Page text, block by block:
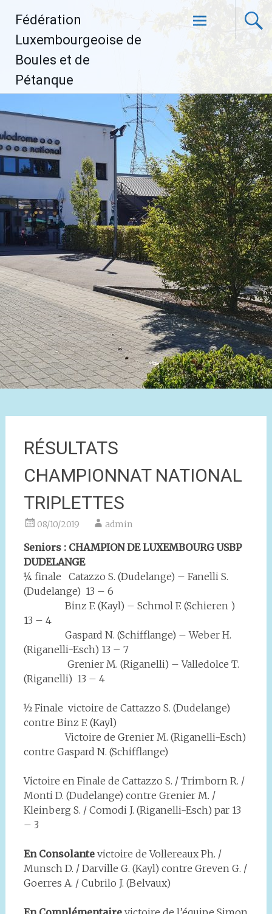
contenu
Fédération
Luxembourgeoise de
Boules et de
Pétanque
RÉSULTATS
CHAMPIONNAT NATIONAL
TRIPLETTES
08/10/2019 admin
Seniors : CHAMPION DE LUXEMBOURG USBP
DUDELANGE
¼ finale Catazzo S. (Dudelange) – Fanelli S.
(Dudelange) 13 – 6
Binz F. (Kayl) – Schmol F. (Schieren )
13 – 4
Gaspard N. (Schifflange) – Weber H.
(Riganelli-Esch) 13 – 7
Grenier M. (Riganelli) – Valledolce T.
(Riganelli) 13 – 4
½ Finale victoire de Cattazzo S. (Dudelange)
contre Binz F. (Kayl)
Victoire de Grenier M. (Riganelli-Esch)
contre Gaspard N. (Schifflange)
Victoire en Finale de Cattazzo S. / Trimborn R. /
Monti D. (Dudelange) contre Grenier M. /
Kleinberg S. / Comodi J. (Riganelli-Esch) par 13
– 3
En Consolantevictoire de Vollereaux Ph. /
Munsch D. / Darville G. (Kayl) contre Greven G. /
Goerres A. / Cubrilo J. (Belvaux)